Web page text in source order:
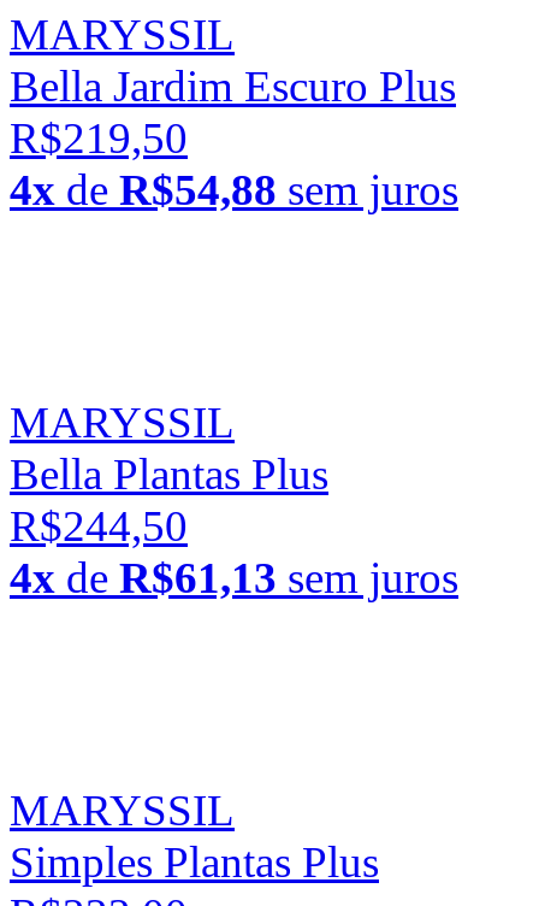
MARYSSIL
Bella Jardim Escuro Plus
R$219,50
4x de R$54,88 sem juros
MARYSSIL
Bella Plantas Plus
R$244,50
4x de R$61,13 sem juros
MARYSSIL
Simples Plantas Plus